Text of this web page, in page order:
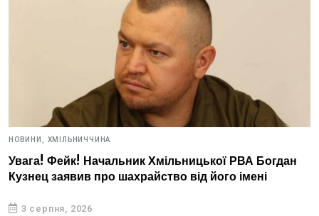
НОВИНИ, ХМІЛЬНИЧЧИНА
Увага! Фейк! Начальник Хмільницької РВА Богдан
Кузнец заявив про шахрайство від його імені
3 серпня, 2026